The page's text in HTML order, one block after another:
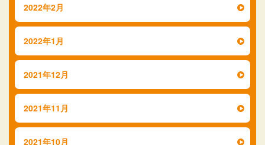
2022年2月
2022年1月
2021年12月
2021年11月
2021年10月